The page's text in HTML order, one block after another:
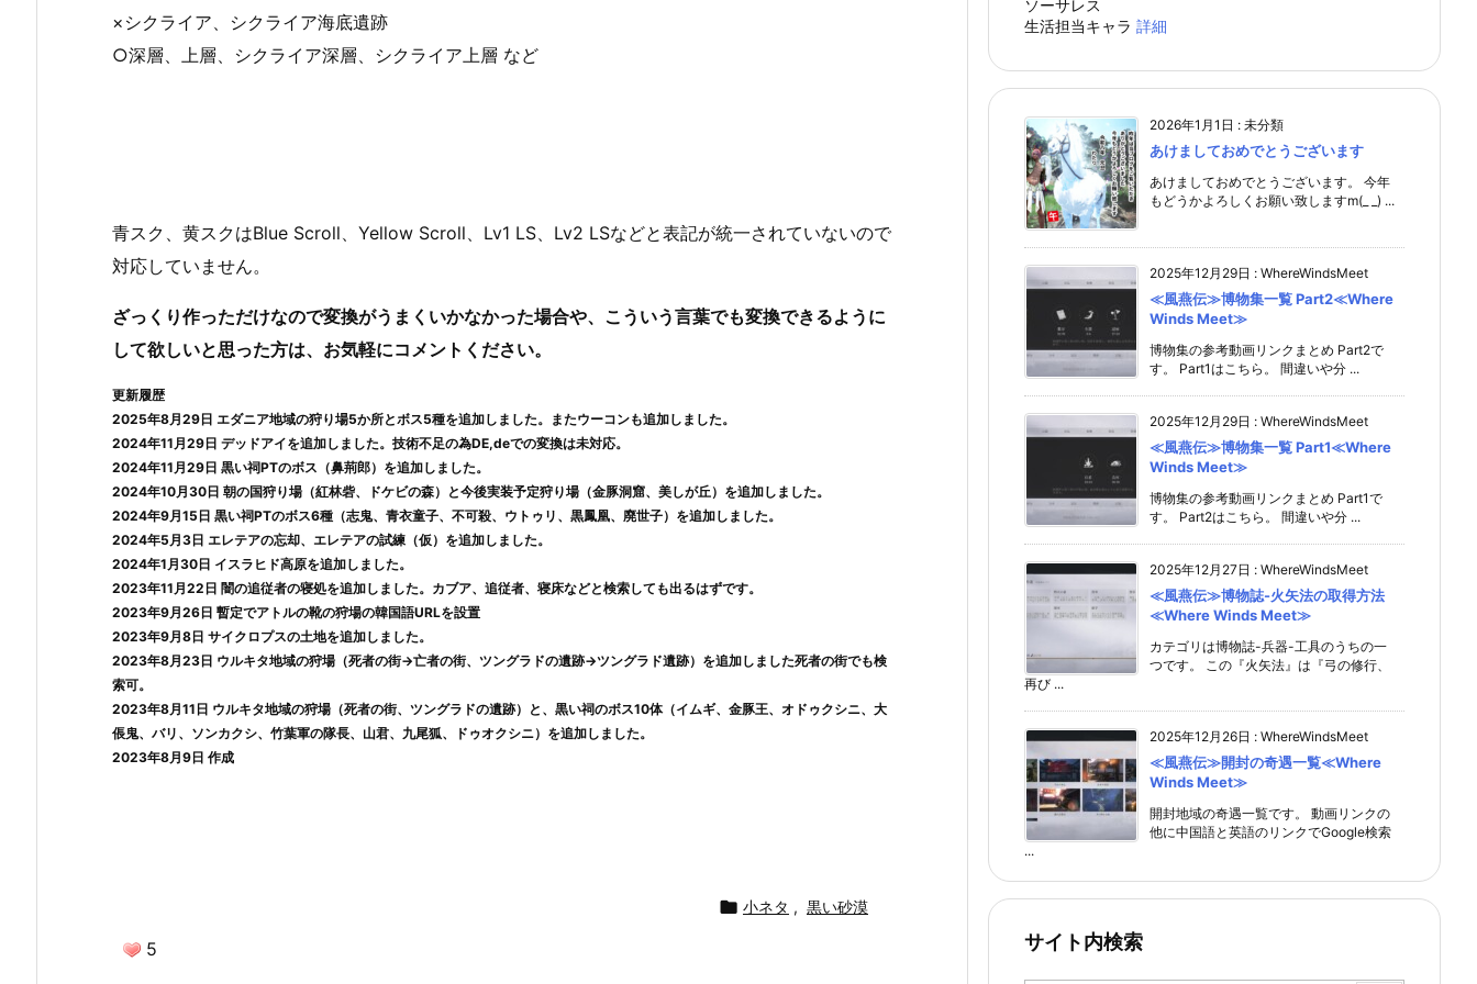
×シクライア、シクライア海底遺跡
○深層、上層、シクライア深層、シクライア上層 など
青スク、黄スクはBlue Scroll、Yellow Scroll、Lv1 LS、Lv2 LSなどと表記が統一されていないので
対応していません。
ざっくり作っただけなので変換がうまくいかなかった場合や、こういう言葉でも変換できるように
して欲しいと思った方は、お気軽にコメントください。
更新履歴
2025年8月29日 エダニア地域の狩り場5か所とボス5種を追加しました。
またウーコンも追加しました。
2024年11月29日 デッドアイを追加しました。技術不足の為DE,deでの変換は未対応。
2024年11月29日 黒い祠PTのボス（鼻荊郎）を追加しました。
2024年10月30日 朝の国狩り場（紅林砦、ドケビの森）と今後実装予定狩り場（金豚洞窟、美しが丘）を追加しました。
2024年9月15日 黒い祠PTのボス6種（志鬼、青衣童子、不可殺、ウトゥリ、黒鳳凰、廃世子）を追加しました。
2024年5月3日 エレテアの忘却、エレテアの試練（仮）を追加しました。
2024年1月30日 イスラヒド高原を追加しました。
2023年11月22日 闇の追従者の寝処を追加しました。カブア、追従者、寝床などと検索しても出るはずです。
2023年9月26日 暫定でアトルの靴の狩場の韓国語URLを設置
2023年9月8日 サイクロプスの土地を追加しました。
2023年8月23日 ウルキタ地域の狩場（死者の街→亡者の街、ツングラドの遺跡→ツングラド遺跡）を追加しました死者の街でも検
索可。
2023年8月11日 ウルキタ地域の狩場（死者の街、ツングラドの遺跡）と、黒い祠のボス10体（イムギ、金豚王、オドゥクシニ、大
倀鬼、バリ、ソンカクシ、竹葉軍の隊長、山君、九尾狐、ドゥオクシニ）を追加しました。
2023年8月9日 作成
 小ネタ , 黒い砂漠
5
ソーサレス
生活担当キャラ 詳細
2026年1月1日 : 未分類
あけましておめでとうございます
あけましておめでとうございます。 今年
もどうかよろしくお願い致しますm(_ _) ...
2025年12月29日 : WhereWindsMeet
≪風燕伝≫博物集一覧 Part2≪Where
Winds Meet≫
博物集の参考動画リンクまとめ Part2で
す。 Part1はこちら。 間違いや分 ...
2025年12月29日 : WhereWindsMeet
≪風燕伝≫博物集一覧 Part1≪Where
Winds Meet≫
博物集の参考動画リンクまとめ Part1で
す。 Part2はこちら。 間違いや分 ...
2025年12月27日 : WhereWindsMeet
≪風燕伝≫博物誌-火矢法の取得方法
≪Where Winds Meet≫
カテゴリは博物誌-兵器-工具のうちの一
つです。 この『火矢法』は『弓の修行、
再び ...
2025年12月26日 : WhereWindsMeet
≪風燕伝≫開封の奇遇一覧≪Where
Winds Meet≫
開封地域の奇遇一覧です。 動画リンクの
他に中国語と英語のリンクでGoogle検索
...
サイト内検索